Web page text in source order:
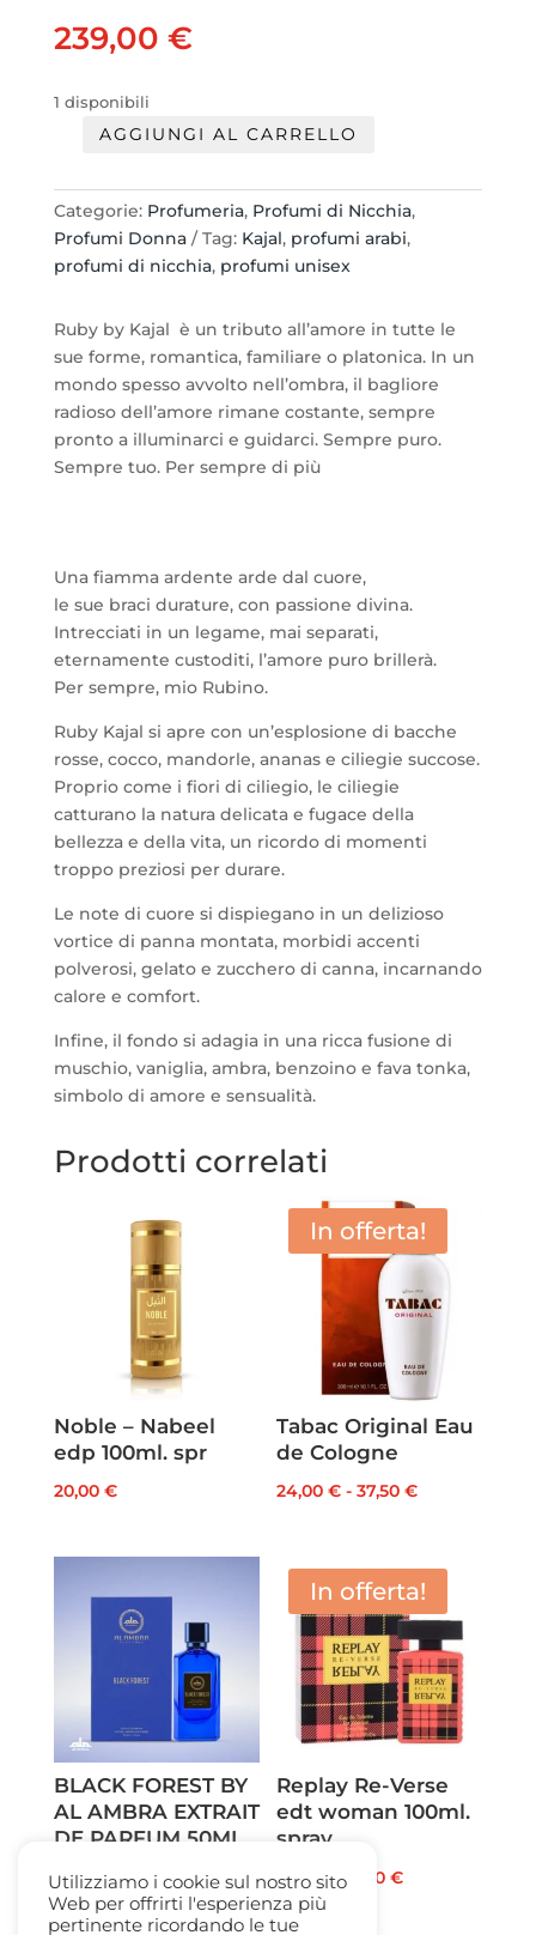
239,00 €
1 disponibili
Kajal
EDP
100
AGGIUNGI AL CARRELLO
Categorie: Profumeria, Profumi di Nicchia,
Profumi Donna
Tag: Kajal, profumi arabi,
profumi di nicchia, profumi unisex
Ruby by Kajal è un tributo all’amore in tutte le
sue forme, romantica, familiare o platonica. In un
mondo spesso avvolto nell’ombra, il bagliore
radioso dell’amore rimane costante, sempre
pronto a illuminarci e guidarci. Sempre puro.
Sempre tuo. Per sempre di più
Una fiamma ardente arde dal cuore,
le sue braci durature, con passione divina.
Intrecciati in un legame, mai separati,
eternamente custoditi, l’amore puro brillerà.
Per sempre, mio ​​Rubino.
Ruby Kajal si apre con un’esplosione di bacche
rosse, cocco, mandorle, ananas e ciliegie succose.
Proprio come i fiori di ciliegio, le ciliegie
catturano la natura delicata e fugace della
bellezza e della vita, un ricordo di momenti
troppo preziosi per durare.
Le note di cuore si dispiegano in un delizioso
vortice di panna montata, morbidi accenti
polverosi, gelato e zucchero di canna, incarnando
calore e comfort.
Infine, il fondo si adagia in una ricca fusione di
muschio, vaniglia, ambra, benzoino e fava tonka,
simbolo di amore e sensualità.
Prodotti correlati
Noble – Nabeel
edp 100ml. spr
20,00 €
In offerta!
Tabac Original Eau
de Cologne
24,00€ - 37,50€Fascia
da
24,00 €
a
37,50 €
BLACK FOREST BY
AL AMBRA EXTRAIT
DE PARFUM 50ML.
72,00€
In offerta!
Replay Re-Verse
edt woman 100ml.
spray
45,00€Il12,50€Il
Utilizziamo i cookie sul nostro sito
Web per offrirti l'esperienza più
pertinente ricordando le tue